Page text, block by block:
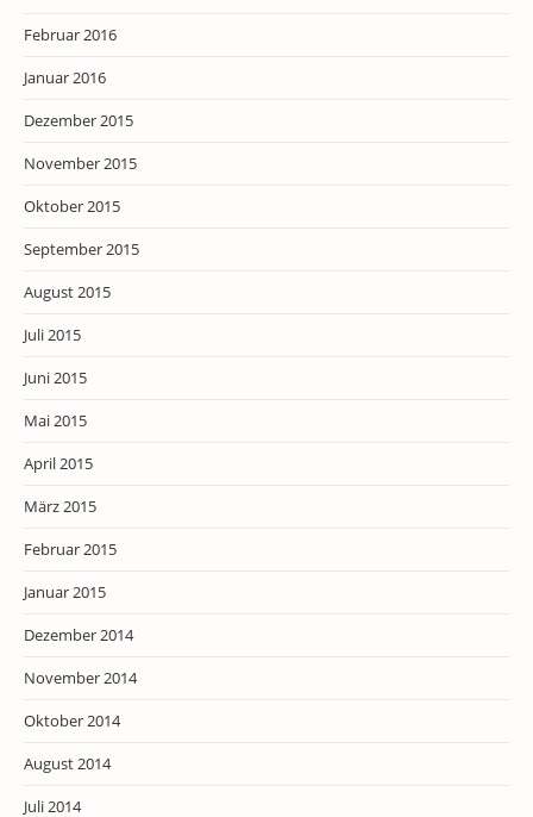
Februar 2016
Januar 2016
Dezember 2015
November 2015
Oktober 2015
September 2015
August 2015
Juli 2015
Juni 2015
Mai 2015
April 2015
März 2015
Februar 2015
Januar 2015
Dezember 2014
November 2014
Oktober 2014
August 2014
Juli 2014